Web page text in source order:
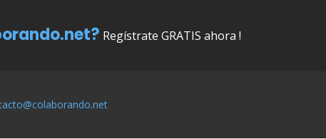
Regístrate GRATIS ahora !